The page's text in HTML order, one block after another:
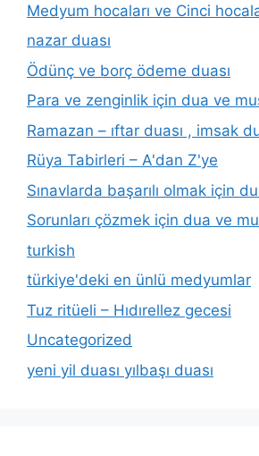
Medyum hocaları ve Cinci
nazar duası
Ödünç ve borç ödeme duası
Para ve zenginlik için dua ve
Ramazan – ıftar duası , imsak
Rüya Tabirleri – A'dan Z'ye
Sınavlarda başarılı olmak için
Sorunları çözmek için dua ve
turkish
türkiye'deki en ünlü medyumlar
Tuz ritüeli – Hıdırellez gecesi
Uncategorized
yeni yil duası yılbaşı duası